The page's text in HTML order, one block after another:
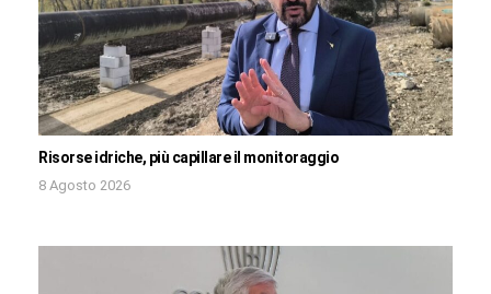
Risorse idriche, più capillare il monitoraggio
8 Agosto 2026